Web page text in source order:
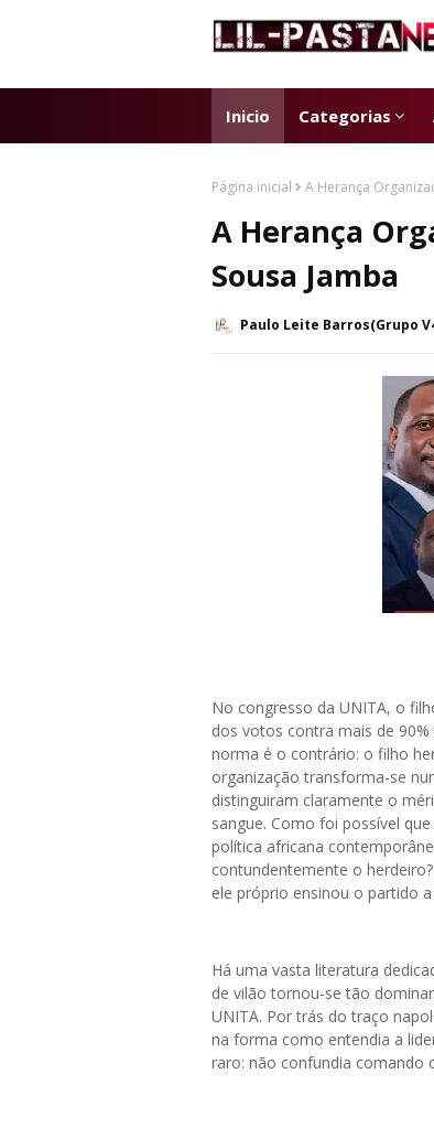
Inicio Categorias
Página inicial A Herança
A Herança
Sousa Jamba
Paulo Leite Barros(Grupo
No congresso da UNITA, o
dos votos contra mais de
norma é o contrário: o filho
organização transforma-se
distinguiram claramente o
sangue. Como foi possível
política africana
contundentemente o
ele próprio ensinou o partido
Há uma vasta literatura
de vilão tornou-se tão
UNITA. Por trás do traço
na forma como entendia a
raro: não confundia